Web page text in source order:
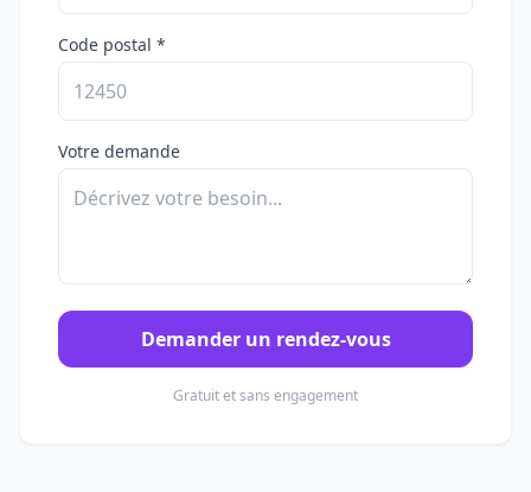
Code postal *
Votre demande
Demander un rendez-vous
Gratuit et sans engagement